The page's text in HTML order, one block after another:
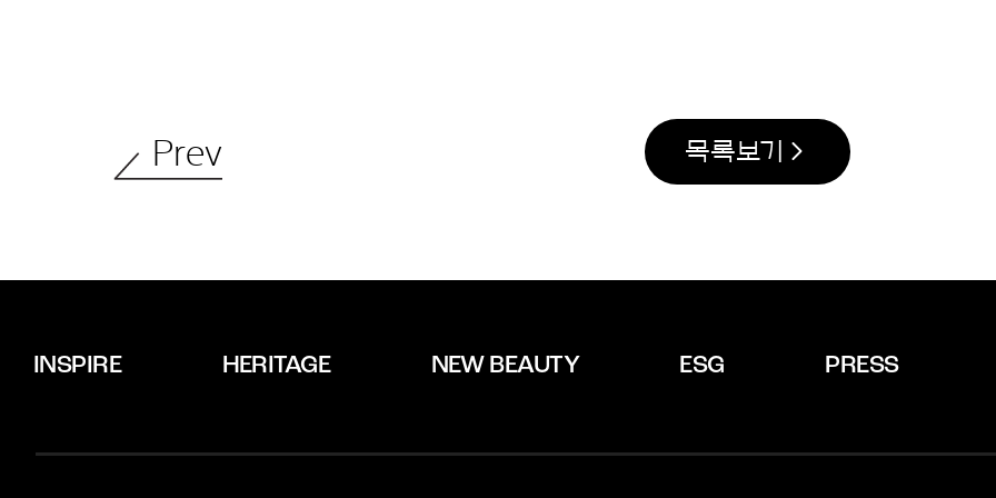
목록보기
Prev
HERITAGE
INSPIRE ESG PRESS
NEW BEAUTY